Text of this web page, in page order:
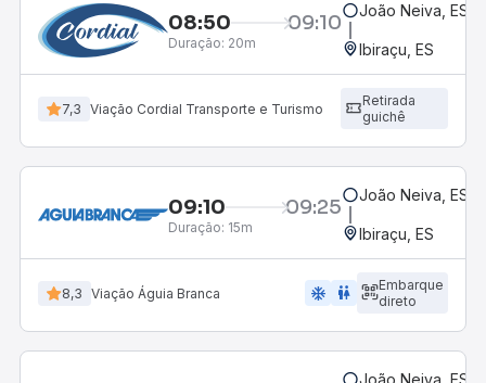
08:50 09:10
Duração: 20m
João Neiva, ES
Ibiraçu, ES
7,3 Viação Cordial Transporte e Turismo
Retirada
guichê
09:10 09:25
Duração: 15m
João Neiva, ES
Ibiraçu, ES
8,3 Viação Águia Branca ac_unit wc
Embarque
direto
João Neiva, ES